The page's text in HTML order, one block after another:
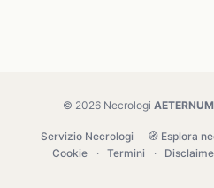
© 2026 Necrologi AETERNUM
Servizio Necrologi 🧭 Esplora
Cookie
· Termini ·